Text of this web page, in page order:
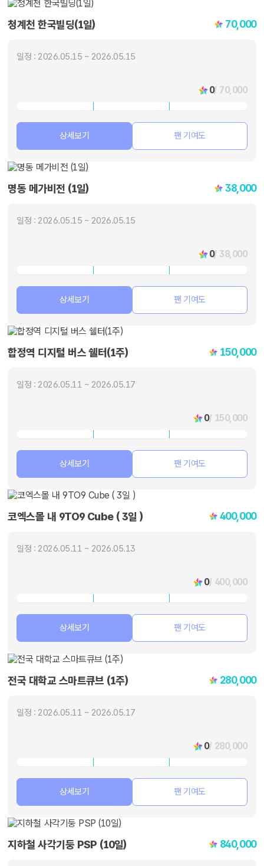
청계천 한국빌딩(1일) 70,000
일정 : 2026.05.15 ~ 2026.05.15
0/ 70,000
상세보기 팬 기여도
명동 메가비전 (1일) 38,000
일정 : 2026.05.15 ~ 2026.05.15
0/ 38,000
상세보기 팬 기여도
합정역 디지털 버스 쉘터(1주) 150,000
일정 : 2026.05.11 ~ 2026.05.17
0/ 150,000
상세보기 팬 기여도
코엑스몰 내 9TO9 Cube ( 3일 ) 400,000
일정 : 2026.05.11 ~ 2026.05.13
0/ 400,000
상세보기 팬 기여도
전국 대학교 스마트큐브 (1주) 280,000
일정 : 2026.05.11 ~ 2026.05.17
0/ 280,000
상세보기 팬 기여도
지하철 사각기둥 PSP (10일) 840,000